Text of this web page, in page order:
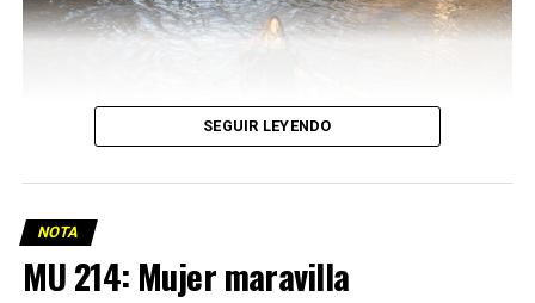
SEGUIR LEYENDO
NOTA
MU 214: Mujer maravilla